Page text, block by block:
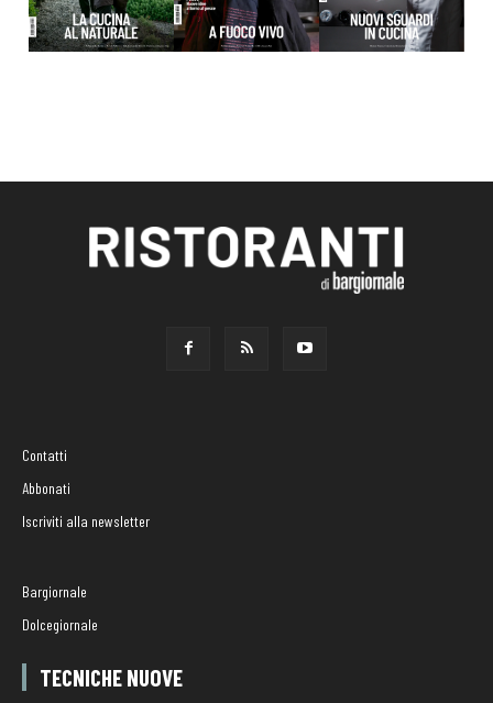
Contatti
Abbonati
Iscriviti alla newsletter
Bargiornale
Dolcegiornale
TECNICHE NUOVE